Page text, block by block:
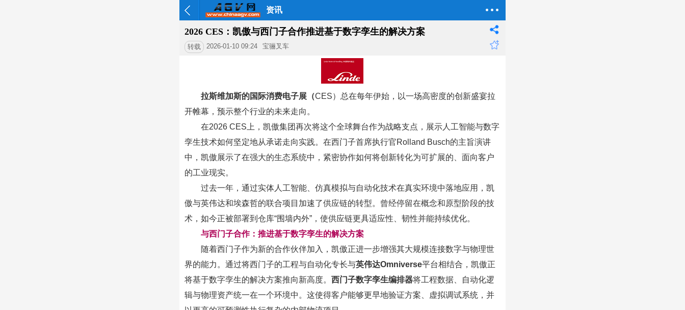
资讯
2026 CES：凯傲与西门子合作推进基于数字孪生的解决方案
转载 2026-01-10 09:24 宝骊叉车
拉斯维加斯的国际消费电子展（CES）总在每年伊始，以一场高密度的创新盛宴拉
开帷幕，预示整个行业的未来走向。
在2026 CES上，凯傲集团再次将这个全球舞台作为战略支点，展示人工智能与数字
孪生技术如何坚定地从承诺走向实践。在西门子首席执行官Rolland Busch的主旨演讲
中，凯傲展示了在强大的生态系统中，紧密协作如何将创新转化为可扩展的、面向客户
的工业现实。
过去一年，通过实体人工智能、仿真模拟与自动化技术在真实环境中落地应用，凯
傲与英伟达和埃森哲的联合项目加速了供应链的转型。曾经停留在概念和原型阶段的技
术，如今正被部署到仓库“围墙内外” ，使供应链更具适应性、韧性并能持续优化。
与西门子合作：推进基于数字孪生的解决方案
随着西门子作为新的合作伙伴加入，凯傲正进一步增强其大规模连接数字与物理世
界的能力。通过将西门子的工程与自动化专长与英伟达Omniverse平台相结合，凯傲正
将基于数字孪生的解决方案推向新高度。 西门子数字孪生编排器将工程数据、自动化逻
辑与物理资产统一在一个环境中。这使得客户能够更早地验证方案、虚拟调试系统，并